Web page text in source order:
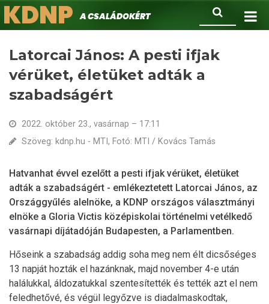
Ugrás
a
Keresés
KDNPA családokért.
Latorcai János: A pesti ifjak
vérüket, életüket adták a
szabadságért
2022. október 23., vasárnap – 17:11
Szöveg: kdnp.hu - MTI, Fotó: MTI / Kovács Tamás
Hatvanhat évvel ezelőtt a pesti ifjak vérüket, életüket
adták a szabadságért - emlékeztetett Latorcai János, az
Országgyűlés alelnöke, a KDNP országos választmányi
elnöke a Gloria Victis középiskolai történelmi vetélkedő
vasárnapi díjátadóján Budapesten, a Parlamentben.
Hőseink a szabadság addig soha meg nem élt dicsőséges
13 napját hozták el hazánknak, majd november 4-e után
halálukkal, áldozatukkal szentesítették és tették azt el nem
feledhetővé, és végül legyőzve is diadalmaskodtak,